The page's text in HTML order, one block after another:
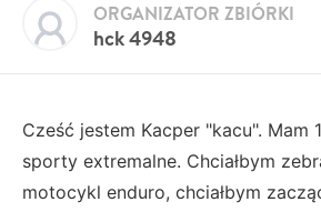
hck 4948
ORGANIZATOR ZBIÓRKI
Cześć jestem Kacper "kacu". Mam
sporty extremalne. Chciałbym
motocykl enduro, chciałbym